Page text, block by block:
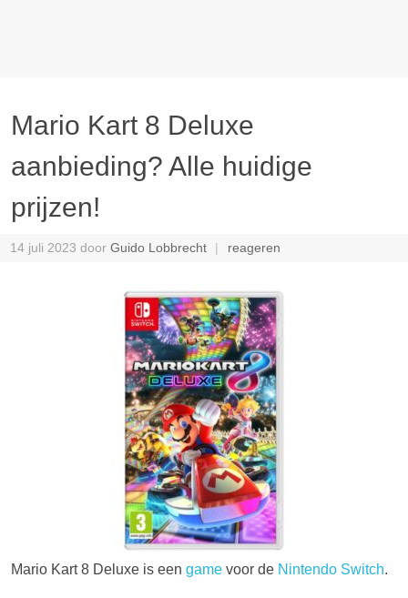
Mario Kart 8 Deluxe
aanbieding? Alle huidige
prijzen!
14 juli 2023 door Guido Lobbrecht reageren
Mario Kart 8 Deluxe is een game voor de Nintendo Switch.